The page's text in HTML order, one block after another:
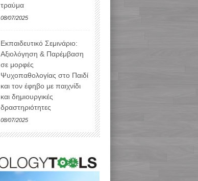
τραύμα
08/07/2025
Εκπαιδευτικό Σεμινάριο:
Αξιολόγηση & Παρέμβαση
σε μορφές
Ψυχοπαθολογίας στο Παιδί
και τον έφηβο με παιχνίδι
και δημιουργικές
δραστηριότητες
08/07/2025